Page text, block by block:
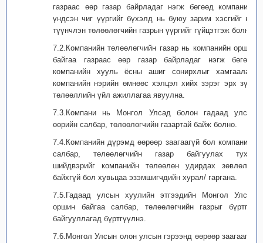
газраас өөр газар байрладаг нэгж бөгөөд компанийн
үндсэн чиг үүргийг бүхэлд нь буюу зарим хэсгийг нь,
түүнчлэн төлөөлөгчийн газрын үүргийг гүйцэтгэж болно.
7.2.Компанийн төлөөлөгчийн газар нь компанийн оршин
байгаа газраас өөр газар байрладаг нэгж бөгөөд
компанийн хууль ёсны ашиг сонирхлыг хамгаалах,
компанийн нэрийн өмнөөс хэлцэл хийх зэрэг эрх зүйн
төлөөллийн үйл ажиллагаа явуулна.
7.3.Компани нь Монгол Улсад болон гадаад улсад
өөрийн салбар, төлөөлөгчийн газартай байж болно.
7.4.Компанийн дүрэмд өөрөөр заагаагүй бол компанийн
салбар, төлөөлөгчийн газар байгуулах тухай
шийдвэрийг компанийн төлөөлөн удирдах зөвлөл /
байхгүй бол хувьцаа эзэмшигчдийн хурал/ гаргана.
7.5.Гадаад улсын хуулийн этгээдийн Монгол Улсад
оршин байгаа салбар, төлөөлөгчийн газрыг бүртгэх
байгууллагад бүртгүүлнэ.
7.6.Монгол Улсын олон улсын гэрээнд өөрөөр заагаагүй